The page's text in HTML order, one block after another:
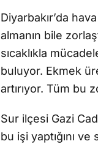
Diyarbakır’da
almanın bile
sıcaklıkla
buluyor. Ekmek
artırıyor. Tüm bu
Sur ilçesi Gazi
bu işi yaptığını